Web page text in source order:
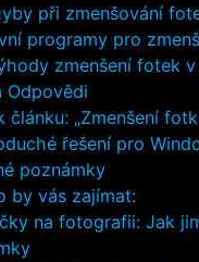
při zmenšování
programy pro
zmenšení fotek
Odpovědi
článku: „Zmenšení
řešení pro
poznámky
by vás zajímat:
na fotografii: Jak